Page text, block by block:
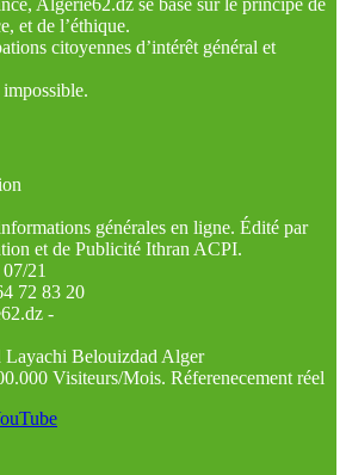
Algérie62.dz se base sur le principe de
et de l’éthique.
citoyennes d’intérêt général et
générales en ligne. Édité par
et de Publicité Ithran ACPI.
21
72 83 20
-
Layachi Belouizdad Alger
Visiteurs/Mois. Réferenecement réel